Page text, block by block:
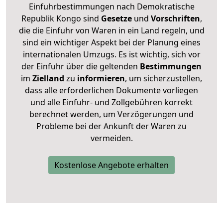
Einfuhrbestimmungen nach Demokratische
Republik Kongo sind Gesetzeund Vorschriften,
die die Einfuhr von Waren in ein Land regeln, und
sind ein wichtiger Aspekt bei der Planung eines
internationalen Umzugs. Es ist wichtig, sich vor
der Einfuhr über die geltenden Bestimmungen
im Zielland zu informieren, um sicherzustellen,
dass alle erforderlichen Dokumente vorliegen
und alle Einfuhr- und Zollgebühren korrekt
berechnet werden, um Verzögerungen und
Probleme bei der Ankunft der Waren zu
vermeiden.
Kostenlose Angebote erhalten